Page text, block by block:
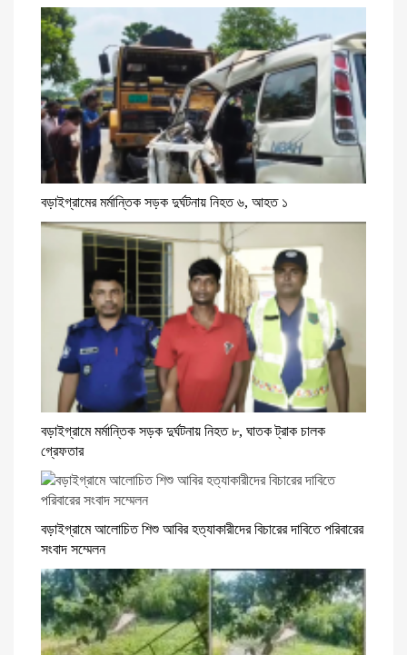
বড়াইগ্রামের মর্মান্তিক সড়ক দুর্ঘটনায় নিহত ৬, আহত ১
বড়াইগ্রামে মর্মান্তিক সড়ক দুর্ঘটনায় নিহত ৮, ঘাতক ট্রাক চালক
গ্রেফতার
বড়াইগ্রামে আলোচিত শিশু আবির হত্যাকারীদের বিচারের দাবিতে পরিবারের
সংবাদ সম্মেলন